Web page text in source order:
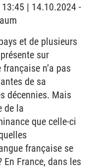
| 14.10.2024 -
et de plusieurs
sur
n’a pas
de sa
décennies. Mais
de la
que celle-ci
française se
En France, dans les